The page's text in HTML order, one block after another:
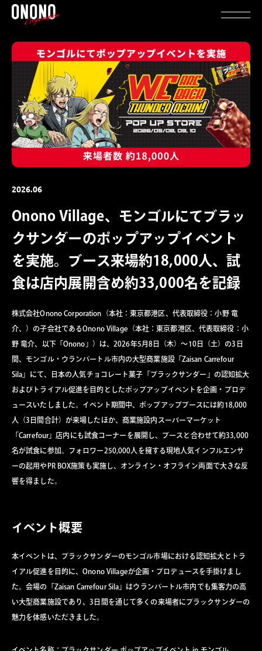
2026.06
Onono Village、モンゴルにてブラッ
クサンダーのポップアップイベント
を実施。ブース来場約18,000人、試
食は店内展開含め約33,000名を記録
株式会社Onono Corporation（本社：東京都港区、代表取締役：小野 竜
介、）の子会社であるOnono Village（本社：東京都港区、代表取締役：小
野 竜介、以下「Onono」）は、2026年5月8日（木）〜10日（土）の3日
間、モンゴル・ウランバートル市内の大型商業施設「Zaisan Carrefour
Sila」にて、日本の人気チョコレート菓子「ブラックサンダー」の認知拡大
およびトライアル促進を目的としたポップアップイベントを企画・プロデ
ュースいたしました。イベント期間中、ポップアップブースには約18,000
人（3日間合計）が来場したほか、商業施設内スーパーマーケット
「Carrefour」店内にも試食コーナーを展開し、ブースと合わせて約33,000
名が試食に参加。フォロワー250,000人を擁する現地人気インフルエンサ
ーの起用やPR BOX施策も実施し、オンライン・オフライン両面で大きな反
響を得ました。
イベント概要
本イベントは、ブラックサンダーのモンゴル市場における認知拡大とトラ
イアル促進を目的に、Onono Villageが企画・プロデュースを手掛けまし
た。会場の「Zaisan Carrefour Sila」はウランバートル市内でも集客力の高
い大型商業施設であり、3日間を通じて多くの来場者にブラックサンダーの
魅力を体感いただきました。